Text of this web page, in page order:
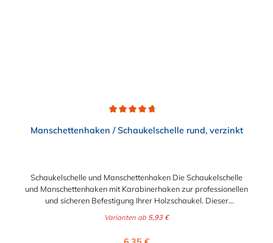
Manschettenhaken / Schaukelschelle rund, verzinkt
Schaukelschelle und Manschettenhaken Die Schaukelschelle
und Manschettenhaken mit Karabinerhaken zur professionellen
und sicheren Befestigung Ihrer Holzschaukel. Dieser
Rohre. Sie können wählen zwischen den Durchmessern 50mm,
Varianten ab 5,93 €
Regulärer Preis: